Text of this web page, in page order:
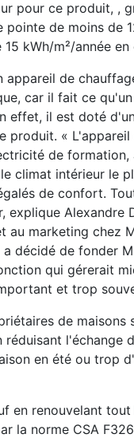
pour ce produit, ,
pointe de moins de
kWh/m²/année
appareil de
car il fait ce
effet, il est doté
produit. «
de
climat intérieur le
de confort.
explique Alexandre
au marketing chez
a décidé de fonder
qui gérerait
et trop
de
réduisant
en été ou trop
en renouvelant
la norme CSA